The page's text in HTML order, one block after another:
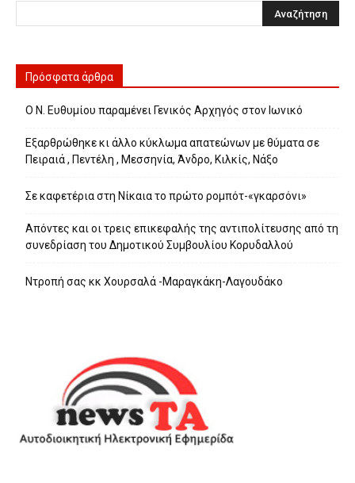
Πρόσφατα άρθρα
Ο Ν. Ευθυμίου παραμένει Γενικός Αρχηγός στον Ιωνικό
Εξαρθρώθηκε κι άλλο κύκλωμα απατεώνων με θύματα σε
Πειραιά , Πεντέλη , Μεσσηνία, Άνδρο, Κιλκίς, Νάξο
Σε καφετέρια στη Νίκαια το πρώτο ρομπότ-«γκαρσόνι»
Απόντες και οι τρεις επικεφαλής της αντιπολίτευσης από τη
συνεδρίαση του Δημοτικού Συμβουλίου Κορυδαλλού
Ντροπή σας κκ Χουρσαλά -Μαραγκάκη-Λαγουδάκο